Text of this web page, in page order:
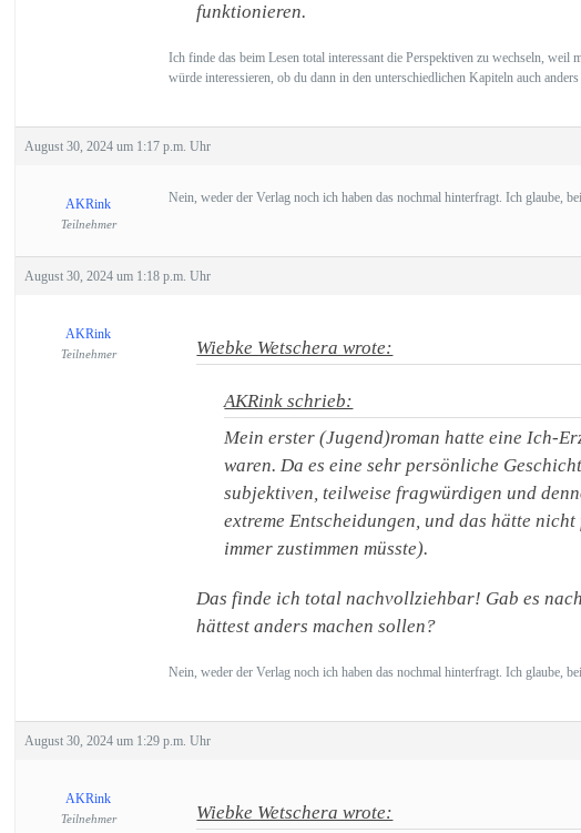
funktionieren.
Ich finde das beim Lesen total interessant die Perspektiven zu wechseln,
würde interessieren, ob du dann in den unterschiedlichen Kapiteln auch
August 30, 2024 um 1:17 p.m. Uhr
AKRink
Teilnehmer
Nein, weder der Verlag noch ich haben das nochmal hinterfragt. Ich glaube,
August 30, 2024 um 1:18 p.m. Uhr
AKRink
Teilnehmer Wiebke Wetschera wrote:
AKRink schrieb:
Mein erster (Jugend)roman hatte eine Ich-
waren. Da es eine sehr persönliche
subjektiven, teilweise fragwürdigen und
extreme Entscheidungen, und das hätte
immer zustimmen müsste).
Das finde ich total nachvollziehbar! Gab es
hättest anders machen sollen?
Nein, weder der Verlag noch ich haben das nochmal hinterfragt. Ich glaube,
August 30, 2024 um 1:29 p.m. Uhr
AKRink
Teilnehmer Wiebke Wetschera wrote: